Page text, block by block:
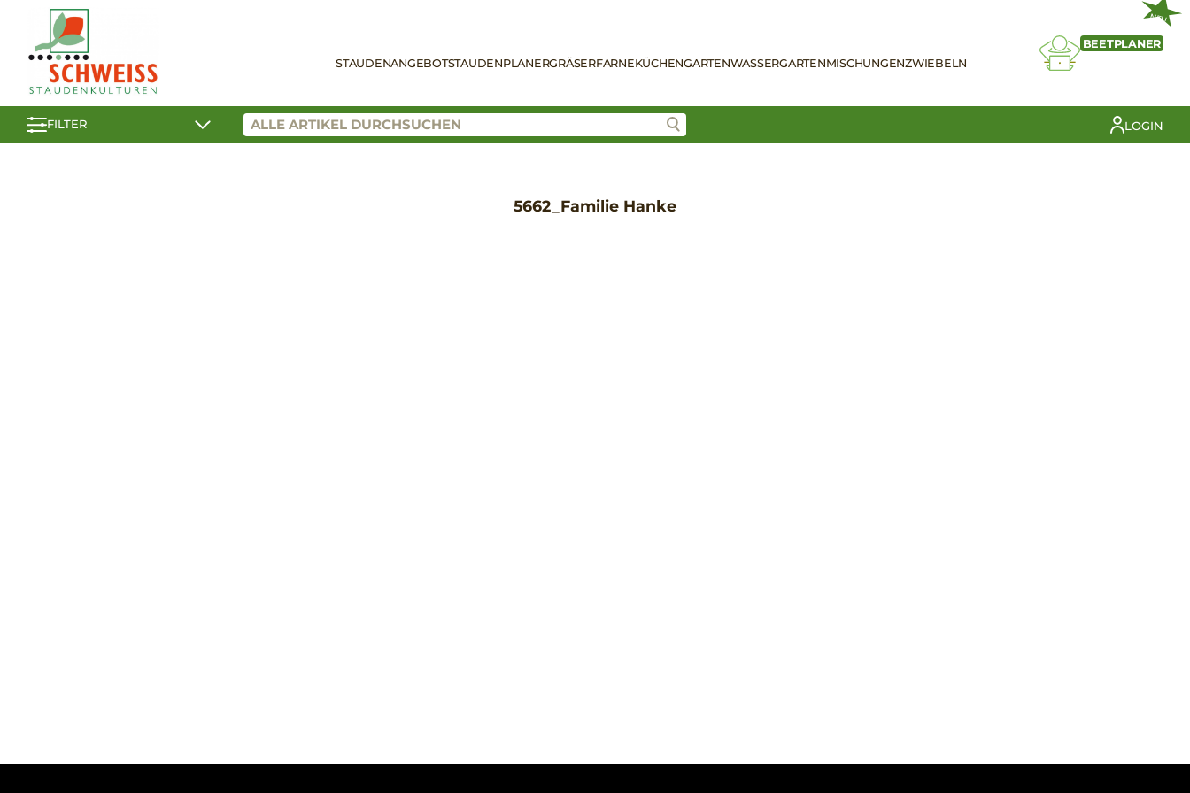
STAUDENANGEBOTSTAUDENPLANERGRÄSERFARNEKÜCHENGARTENWASSERGARTENMISCHUNGENZWIEBELN
NEU
BEETPLANER
FILTER LOGIN
5662_Familie Hanke